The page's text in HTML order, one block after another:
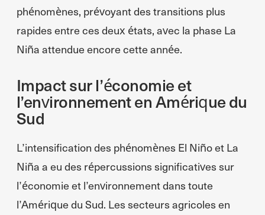
phénomènes, prévoyant des transitions plus
rapides entre ces deux états, avec la phase La
Niña attendue encore cette année.
Impact sur l’économie et
l’environnement en Amérique du
Sud
L’intensification des phénomènes El Niño et La
Niña a eu des répercussions significatives sur
l’économie et l’environnement dans toute
l’Amérique du Sud. Les secteurs agricoles en